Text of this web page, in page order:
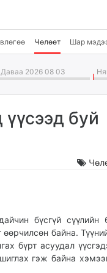
Чөлөөт Шар
2026 08 03
үүсээд буй
бүсгүй
байна.
бүрт асуудал
гэж байна